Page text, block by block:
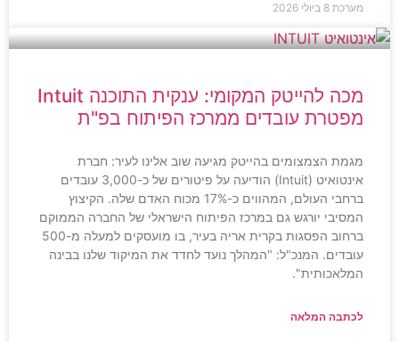
מערכת 8 ביולי 2026
מכה להייטק המקומי: ענקית התוכנה Intuit
מפטרת עובדים ממרכז הפיתוח בפ"ת
מגמת הצמצומים בהייטק מגיעה שוב אלינו לעיר: חברת
אינטואיט (Intuit) הודיעה על פיטורים של כ-3,000 עובדים
ברחבי העולם, המהווים כ-17% מכוח האדם שלה. הקיצוץ
המסיבי יורגש גם במרכז הפיתוח הישראלי של החברה הממוקם
ברחוב הפסגות בקרית אריה בעיר, בו מועסקים למעלה מ-500
עובדים. המנכ"ל: "המהלך נועד לחדד את המיקוד שלנו בבינה
המלאכותית".
לכתבה המלאה